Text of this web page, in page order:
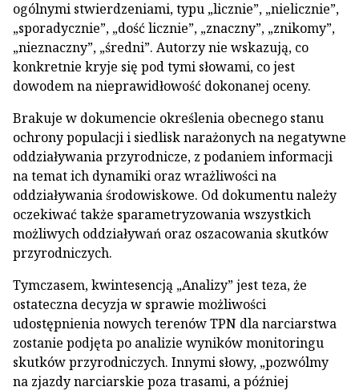
ogólnymi stwierdzeniami, typu „licznie”, „nielicznie”,
„sporadycznie”, „dość licznie”, „znaczny”, „znikomy”,
„nieznaczny”, „średni”. Autorzy nie wskazują, co
konkretnie kryje się pod tymi słowami, co jest
dowodem na nieprawidłowość dokonanej oceny.
Brakuje w dokumencie określenia obecnego stanu
ochrony populacji i siedlisk narażonych na negatywne
oddziaływania przyrodnicze, z podaniem informacji
na temat ich dynamiki oraz wrażliwości na
oddziaływania środowiskowe. Od dokumentu należy
oczekiwać także sparametryzowania wszystkich
możliwych oddziaływań oraz oszacowania skutków
przyrodniczych.
Tymczasem, kwintesencją „Analizy” jest teza, że
ostateczna decyzja w sprawie możliwości
udostępnienia nowych terenów TPN dla narciarstwa
zostanie podjęta po analizie wyników monitoringu
skutków przyrodniczych. Innymi słowy, „pozwólmy
na zjazdy narciarskie poza trasami, a później